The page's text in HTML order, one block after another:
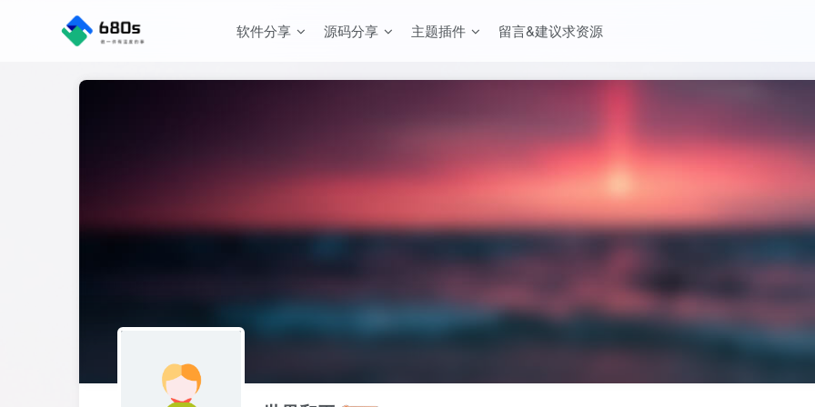
软件分享 源码分享 主题插件 留言&建议求资源